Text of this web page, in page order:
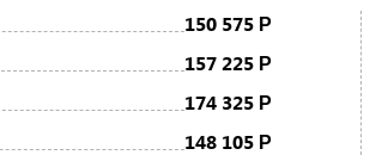
150 575 Р
157 225 Р
174 325 Р
148 105 Р